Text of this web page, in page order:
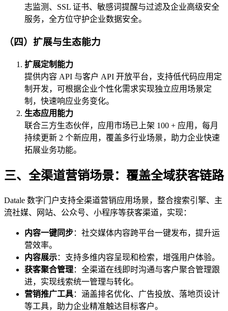
志监测、SSL 证书、敏感词提醒与过滤及企业高级安全
服务，全方位守护企业数据安全。
（四）扩展与生态能力
扩展定制能力
提供内容 API 与客户 API 开放平台，支持低代码应用定
制开发，可根据企业个性化需求实现独立应用场景定
制，快速响应业务变化。
生态应用能力
联合三方生态伙伴，应用市场已上架 100 + 应用，每月
持续更新 2 个新应用，覆盖多行业场景，助力企业快速
拓展业务功能。
三、全渠道营销场景：覆盖全域获客链路
Datale 数字门户支持全渠道营销应用场景，整合搜索引擎、主
流社媒、网站、公众号、小程序等获客渠道，实现：
内容一键同步：社交媒体内容跨平台一键发布，提升运
营效率。
内容展示：支持多维内容呈现和检索，增强用户体验。
获客聚合管理：全渠道在线即时沟通与客户聚合管理跟
进，实现线索统一管理与转化。
营销推广工具：涵盖排名优化、广告投放、落地页设计
等工具，助力企业精准触达目标客户。